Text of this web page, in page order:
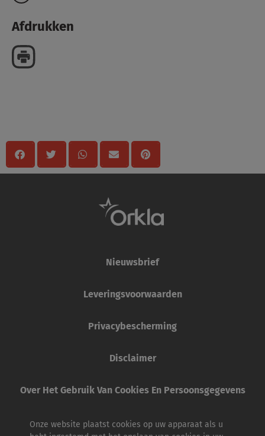
Afdrukken
Nieuwsbrief
Leveringsvoorwaarden
Privacybescherming
Disclaimer
Over Het Gebruik Van Cookies En Persoonsgegevens
Onze website plaatst cookies op uw apparaat als u